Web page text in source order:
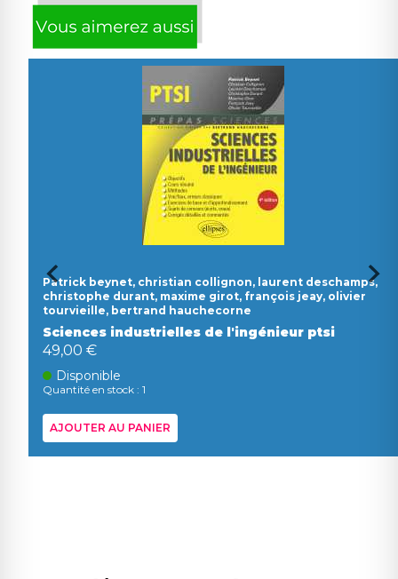
Patrick beynet, christian collignon, laurent deschamps,
christophe durant, maxime girot, françois jeay, olivier
tourvieille, bertrand hauchecorne
Sciences industrielles de l'ingénieur ptsi
49,00 €
Disponible
Quantité en stock : 1
AJOUTER AU PANIER